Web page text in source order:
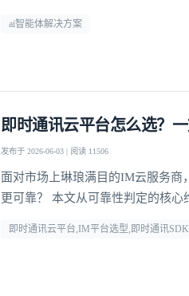
ai智能体解决方案
即时通讯云平台怎么选？
发布于 2026-06-03 | 阅读 11506
面对市场上琳琅满目的IM云服务商
更可靠？ 本文从可靠性判定的核
即时通讯云平台,IM平台选型,即时通讯